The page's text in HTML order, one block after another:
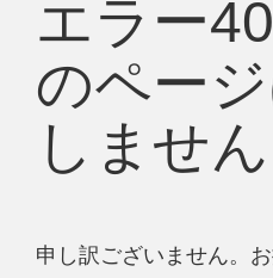
エラー
のペー
しません
申し訳ございません。